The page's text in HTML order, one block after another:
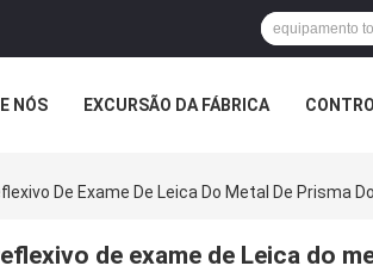
NÓS EXCURSÃO DA FÁBRICA
De Exame De Leica Do Metal De Prisma
de exame de Leica do